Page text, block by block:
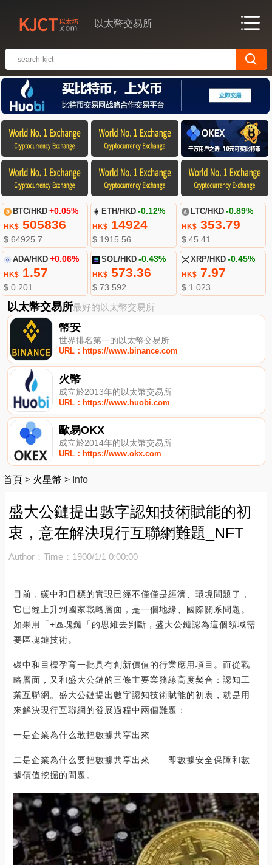
以太幣交易所
BTC/HKD +0.05%
HK$505836
$ 64925.7
ETH/HKD -0.12%
HK$ 14924
$ 1915.56
LTC/HKD -0.89%
HK$353.79
$ 45.41
ADA/HKD +0.06%
HK$1.57
$ 0.201
SOL/HKD -0.43%
HK$ 573.36
$ 73.592
XRP/HKD -0.45%
HK$7.97
$ 1.023
以太幣交易所最好的以太幣交易所
幣安
世界排名第一的以太幣交易所
URL：https://www.binance.com
火幣
成立於2013年的以太幣交易所
URL：https://www.huobi.com
歐易OKX
成立於2014年的以太幣交易所
URL：https://www.okx.com
首頁 > 火星幣 > Info
盛大公鏈提出數字認知技術賦能的初
衷，意在解決現行互聯網難題_NFT
Author： Time：1900/1/1 0:00:00
目前，碳中和目標的實現已經不僅僅是經濟、環境問題了，
它已經上升到國家戰略層面，是一個地緣、國際關系問題。
如果用「+區塊鏈「的思維去判斷，盛大公鏈認為這個領域需
要區塊鏈技術。
碳中和目標孕育一批具有創新價值的行業應用項目。而從戰
略層面，又和盛大公鏈的三條主要業務線高度契合：認知工
業互聯網。盛大公鏈提出數字認知技術賦能的初衷，就是用
來解決現行互聯網的發展過程中兩個難題：
一是企業為什么敢把數據共享出來
二是企業為什么要把數據共享出來——即數據安全保障和數
據價值挖掘的問題。